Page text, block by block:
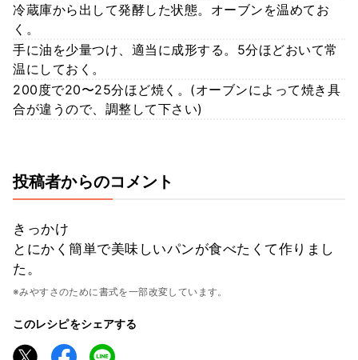
冷蔵庫から出して発酵した状態。オーブンを温めてお
く。
手に油を少量つけ、適当に成形する。5分ほどおいて常
温にしておく。
200度で20〜25分ほど焼く。(オーブンによって焼き具
合が違うので、調整して下さい)
投稿者からのコメント
きっかけ
とにかく簡単で美味しいパンが食べたくて作りまし
た。
※みやすさのために書式を一部改変しています。
このレシピをシェアする